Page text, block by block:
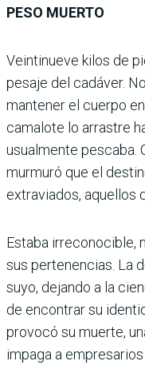
PESO MUERTO
Veintinueve kilos de
pesaje del cadáver.
mantener el cuerpo
camalote lo arrastre
usualmente pescaba.
murmuró que el
extraviados, aquellos
Estaba irreconocible,
sus pertenencias. La
suyo, dejando a la
de encontrar su
provocó su muerte,
impaga a empresarios